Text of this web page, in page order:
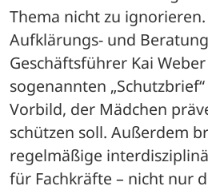
Thema nicht zu
Aufklärungs- und
Geschäftsführer Kai
sogenannten
Vorbild, der Mädchen
schützen soll. Außerdem
regelmäßige
für Fachkräfte – nicht nur